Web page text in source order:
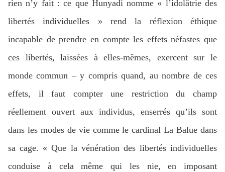
rien n’y fait : ce que Hunyadi nomme « l’idolâtrie des
libertés individuelles » rend la réflexion éthique
incapable de prendre en compte les effets néfastes que
ces libertés, laissées à elles-mêmes, exercent sur le
monde commun – y compris quand, au nombre de ces
effets, il faut compter une restriction du champ
réellement ouvert aux individus, enserrés qu’ils sont
dans les modes de vie comme le cardinal La Balue dans
sa cage. « Que la vénération des libertés individuelles
conduise à cela même qui les nie, en imposant